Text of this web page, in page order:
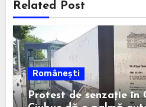
Related Post
Românești
Protest de senzație în